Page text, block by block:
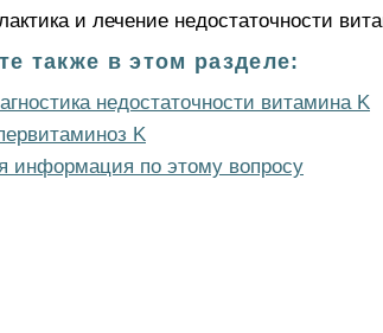
и лечение недостаточности
также в этом разделе:
недостаточности витамина K
K
информация по этому вопросу